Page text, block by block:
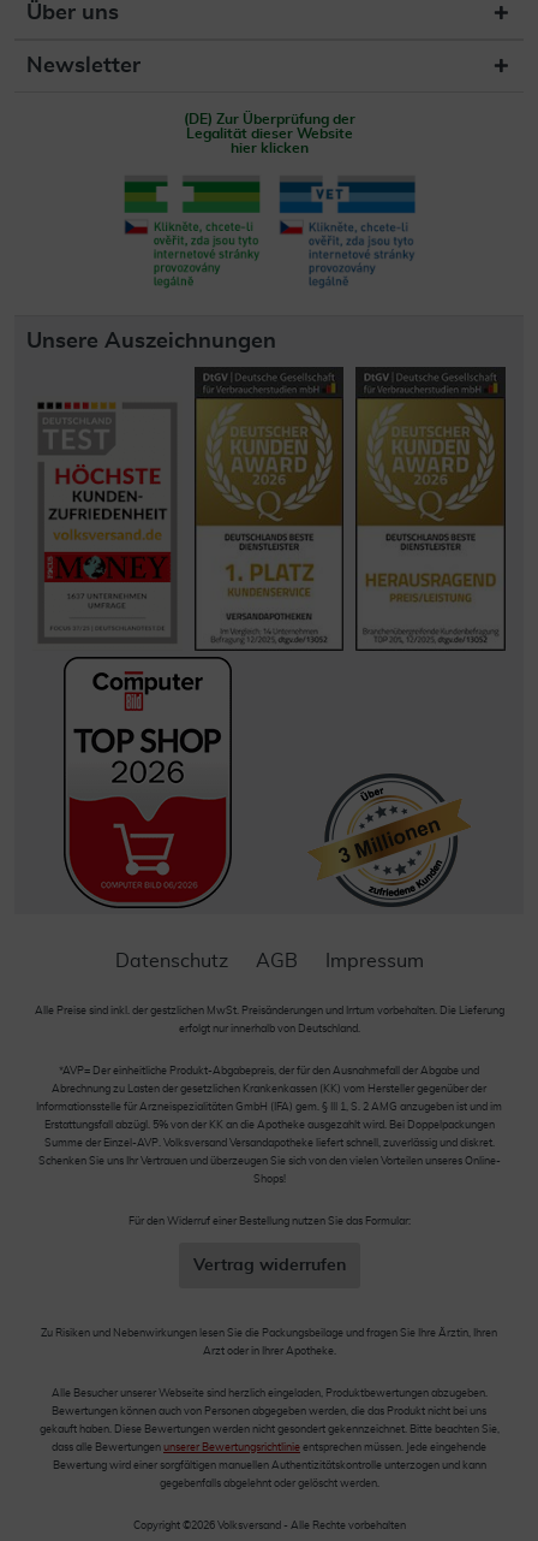
Über uns
Newsletter
(DE) Zur Überprüfung der
Legalität dieser Website
hier klicken
Unsere Auszeichnungen
Datenschutz AGB Impressum
Alle Preise sind inkl. der gestzlichen MwSt. Preisänderungen und Irrtum vorbehalten. Die Lieferung
erfolgt nur innerhalb von Deutschland.
*AVP= Der einheitliche Produkt-Abgabepreis, der für den Ausnahmefall der Abgabe und
Abrechnung zu Lasten der gesetzlichen Krankenkassen (KK) vom Hersteller gegenüber der
Informationsstelle für Arzneispezialitäten GmbH (IFA) gem. § III 1, S. 2 AMG anzugeben ist und im
Erstattungsfall abzügl. 5% von der KK an die Apotheke ausgezahlt wird. Bei Doppelpackungen
Summe der Einzel-AVP. Volksversand Versandapotheke liefert schnell, zuverlässig und diskret.
Schenken Sie uns Ihr Vertrauen und überzeugen Sie sich von den vielen Vorteilen unseres Online-
Shops!
Für den Widerruf einer Bestellung nutzen Sie das Formular:
Vertrag widerrufen
Zu Risiken und Nebenwirkungen lesen Sie die Packungsbeilage und fragen Sie Ihre Ärztin, Ihren
Arzt oder in Ihrer Apotheke.
Alle Besucher unserer Webseite sind herzlich eingeladen, Produktbewertungen abzugeben.
Bewertungen können auch von Personen abgegeben werden, die das Produkt nicht bei uns
gekauft haben. Diese Bewertungen werden nicht gesondert gekennzeichnet. Bitte beachten Sie,
dass alle Bewertungen unserer Bewertungsrichtlinie entsprechen müssen. Jede eingehende
Bewertung wird einer sorgfältigen manuellen Authentizitätskontrolle unterzogen und kann
gegebenfalls abgelehnt oder gelöscht werden.
Copyright ©2026 Volksversand - Alle Rechte vorbehalten